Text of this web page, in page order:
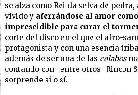
se alza como Rei da selva de
vivido y aferrándose al amor
imprescidible para curar el
corte del disco en el que el afro-
protagonista y con una esencia
además de ser una de las colabos
contando con -entre otros- Rincon
sorprende sí o sí.